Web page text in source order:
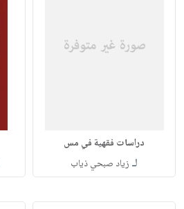
دراسات فقهية في مس
لـ زياد صبحي ذياب